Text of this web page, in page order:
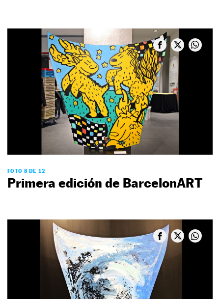
FOTO 8 DE 12
Primera edición de BarcelonART